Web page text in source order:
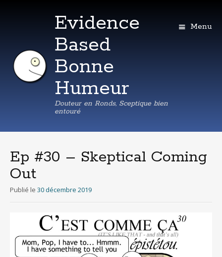
Evidence
Based
Bonne
Humeur
Douteur en Ronds, Sceptique bien
entouré
Menu
principal
Ep #30 – Skeptical Coming
Out
Publié le 30 décembre 2019